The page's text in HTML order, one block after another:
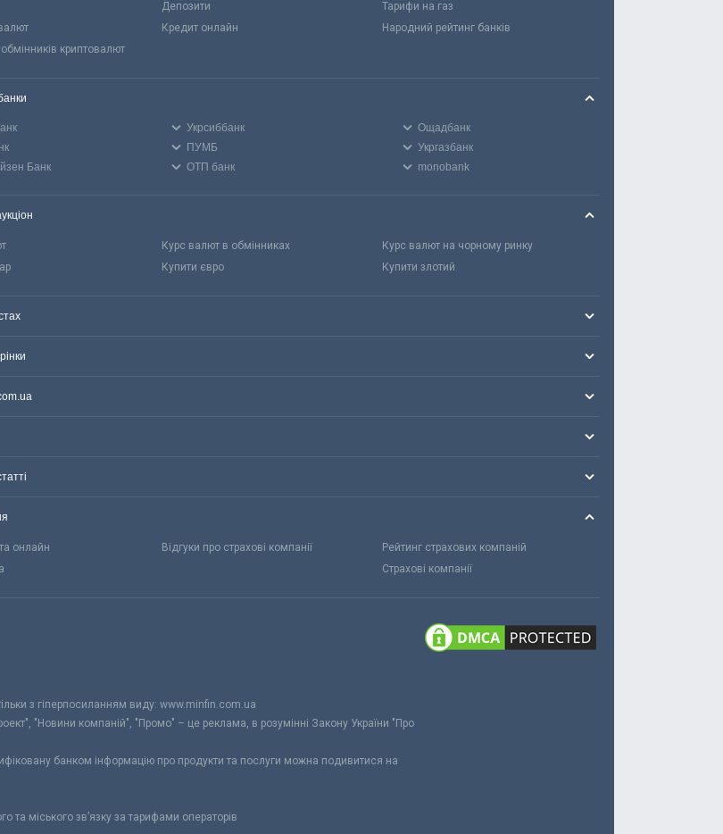
Депозити
Тарифи на газ
Кредит онлайн
Народний рейтинг банків
криптовалют
Укрсиббанк
Ощадбанк
ПУМБ
Укргазбанк
Банк
ОТП банк monobank
Курс валют в обмінниках
Курс валют на чорному ринку
Купити євро Купити злотий
онлайн Відгуки про страхові компанії
Рейтинг страхових компаній
Страхові компанії
з гіперпосиланням виду: www.minfin.com.ua
"Новини компаній", "Промо" – це реклама, в розумінні Закону України "Про
банком інформацію про продукти та послуги можна подивитися на
та міського зв’язку за тарифами операторів